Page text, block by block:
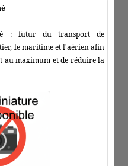
: futur du transport de
le maritime et l'aérien afin
au maximum et de réduire la